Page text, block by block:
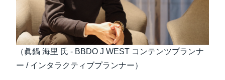
（眞鍋 海里 氏 - BBDO J WEST コンテンツプランナ
ー / インタラクティブプランナー）